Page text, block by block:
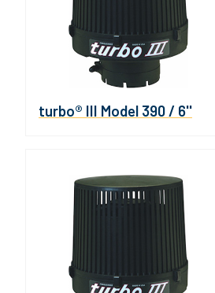
turbo® III Model 390 / 6''